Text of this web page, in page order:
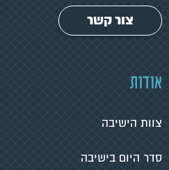
צור קשר
אודות
צוות הישיבה
סדר היום בישיבה